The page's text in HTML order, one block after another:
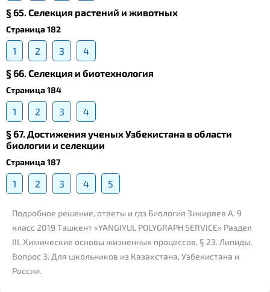
§ 65. Селекция растений и животных
Страница 182
1 2 3
4
§ 66. Селекция и биотехнология
Страница 184
1 2 3
4
§ 67. Достижения ученых Узбекистана в области
биологии и селекции
Страница 187
1 2 3 4 5
Подробное решение, ответы и гдз Биология Зикиряев А. 9
класс 2019 Ташкент «YANGIYUL POLYGRAPH SERVICE» Раздел
III. Химические основы жизненных процессов, § 23. Липиды,
Вопрос 3. Для школьников из Казахстана, Узбекистана и
России.